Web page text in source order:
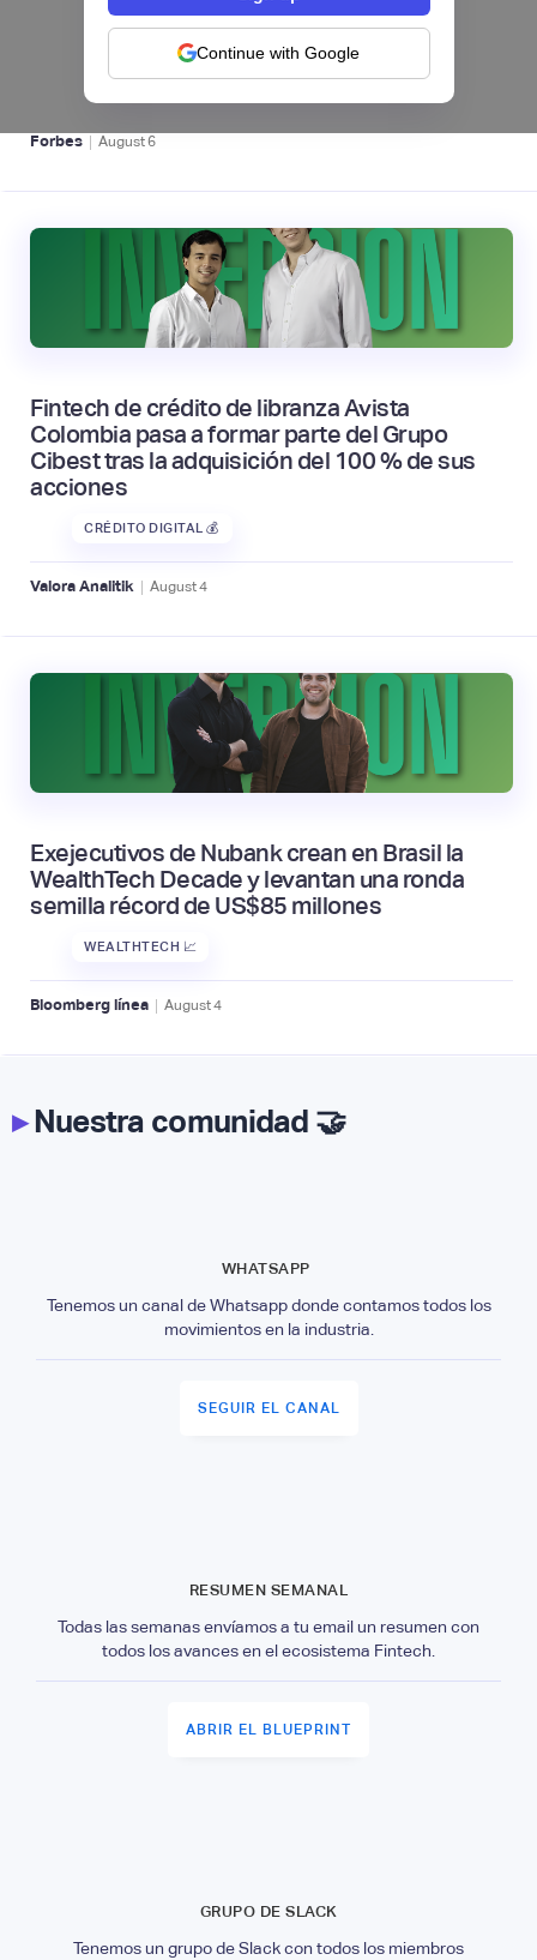
Continue with Google
levanta US$1 millón para instalar un hub
regional en Uruguay
BFM 👔
Forbes | August6
Fintech de crédito de libranza Avista
Colombia pasa a formar parte del Grupo
Cibest tras la adquisición del 100 % de sus
acciones
CRÉDITO DIGITAL 💰
Valora Analitik | August4
Exejecutivos de Nubank crean en Brasil la
WealthTech Decade y levantan una ronda
semilla récord de US$85 millones
WEALTHTECH 📈
Bloomberg línea | August4
▸Nuestra comunidad 🤝
WHATSAPP
Tenemos un canal de Whatsapp donde contamos todos los
movimientos en la industria.
SEGUIR EL CANAL
RESUMEN SEMANAL
Todas las semanas envíamos a tu email un resumen con
todos los avances en el ecosistema Fintech.
ABRIR EL BLUEPRINT
GRUPO DE SLACK
Tenemos un grupo de Slack con todos los miembros